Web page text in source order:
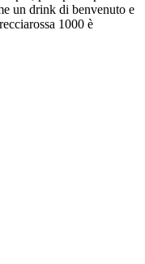
un drink di benvenuto e
1000 è